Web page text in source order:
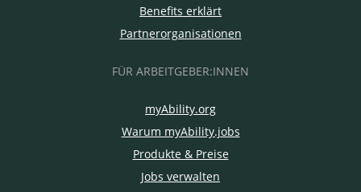
Benefits erklärt
Partnerorganisationen
FÜR ARBEITGEBER:INNEN
myAbility.org
Warum myAbility.jobs
Produkte & Preise
Jobs verwalten